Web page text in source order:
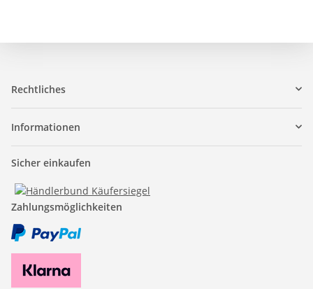
Rechtliches
Informationen
Sicher einkaufen
Zahlungsmöglichkeiten